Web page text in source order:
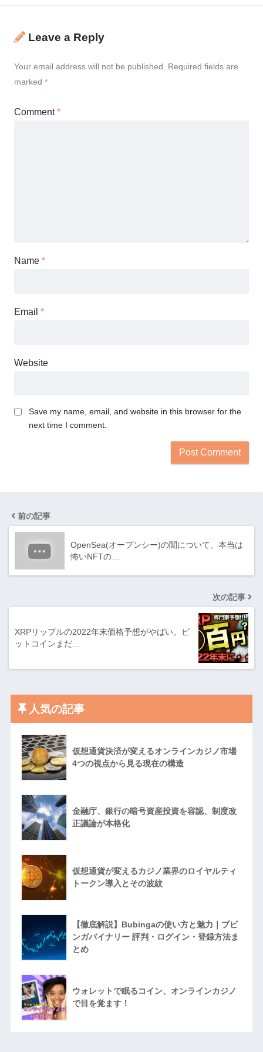
Leave a Reply
Your email address will not be published. Required fields are
marked *
Comment*
Name *
Email *
Website
Save my name, email, and website in this browser for the
next time I comment.
前の記事
OpenSea(オープンシー)の闇について、本当は
怖いNFTの…
次の記事
XRPリップルの2022年末価格予想がやばい。ビ
ットコインまだ…
人気の記事
仮想通貨決済が変えるオンラインカジノ市場
4つの視点から見る現在の構造
金融庁、銀行の暗号資産投資を容認、制度改
正議論が本格化
仮想通貨が変えるカジノ業界のロイヤルティ
トークン導入とその波紋
【徹底解説】Bubingaの使い方と魅力｜ブビ
ンガバイナリー 評判・ログイン・登録方法ま
とめ
ウォレットで眠るコイン、オンラインカジノ
で目を覚ます！